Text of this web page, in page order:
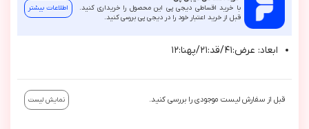
با خرید اقساطی دیجی پی این محصول را خریداری کنید.
قبل از خرید اعتبار خود را در دیجی پی بررسی کنید.
اطلاعات بیشتر
ابعاد: عرض:٤١/قد:٢١/پهنا:١٢
قبل از سفارش لیست موجودی را بررسی کنید. نمایش لیست